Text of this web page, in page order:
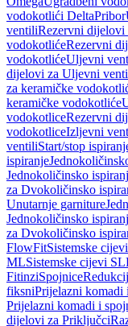
vodokotlići DeltaPribor
ventiliRezervni
vodokotlićeRezervni
vodokotlićeUljevni
dijelovi za Uljevni
za keramičke
keramičke vodokotliće
vodokotliceRezervni
vodokotliceIzljevni
ventiliStart/stop
ispiranje
Jednokoličinsko
za Dvokoličinsko
Unutarnje garniture
Jednokoličinsko
za Dvokoličinsko
FlowFitSistemske
MLSistemske cijevi SL
FitinziSpojnice
fiksniPrijelazni komadi
Prijelazni komadi i
dijelovi za Priključci